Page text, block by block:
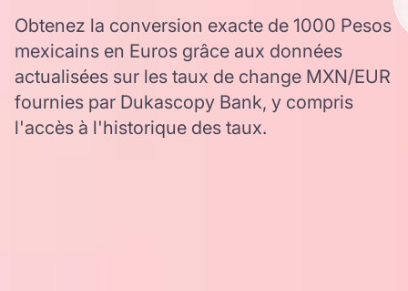
Obtenez la conversion exacte de 1000 Pesos
mexicains en Euros grâce aux données
actualisées sur les taux de change MXN/EUR
fournies par Dukascopy Bank, y compris
l'accès à l'historique des taux.